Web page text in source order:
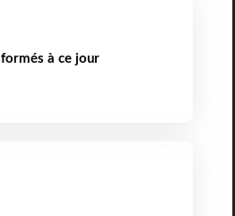
à ce jour